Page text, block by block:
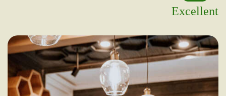
Excellent